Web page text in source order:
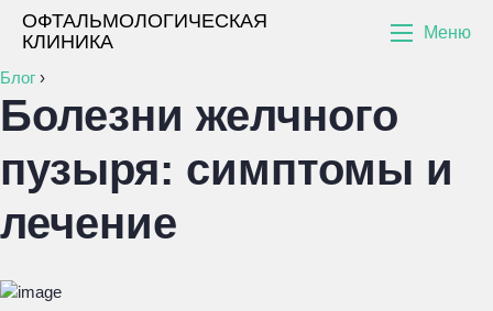
ОФТАЛЬМОЛОГИЧЕСКАЯ
КЛИНИКА
Меню
Блог ›
Болезни желчного
пузыря: симптомы и
лечение